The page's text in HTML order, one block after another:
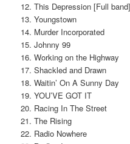
12. This Depression [Full band]
13. Youngstown
14. Murder Incorporated
15. Johnny 99
16. Working on the Highway
17. Shackled and Drawn
18. Waitin’ On A Sunny Day
19. YOU’VE GOT IT
20. Racing In The Street
21. The Rising
22. Radio Nowhere